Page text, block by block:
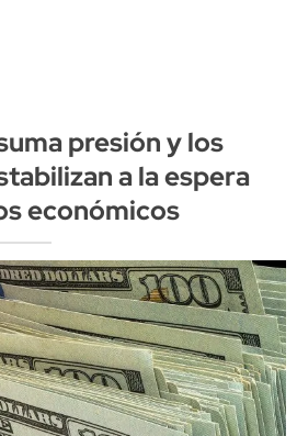
presión y los
a la espera
económicos